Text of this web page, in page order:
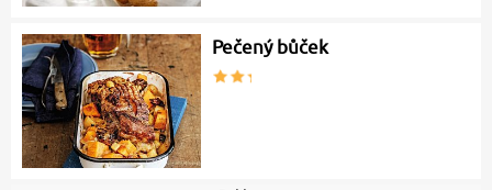
Pečený bůček